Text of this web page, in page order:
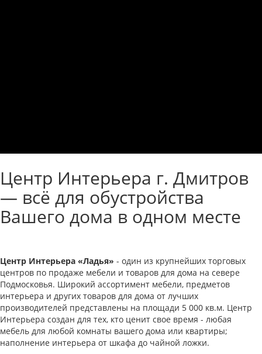
Центр Интерьера г. Дмитров
— всё для обустройства
Вашего дома в одном месте
Центр Интерьера «Ладья» - один из крупнейших торговых
центров по продаже мебели и товаров для дома на севере
Подмосковья. Широкий ассортимент мебели, предметов
интерьера и других товаров для дома от лучших
производителей представлены на площади 5 000 кв.м. Центр
Интерьера создан для тех, кто ценит свое время - любая
мебель для любой комнаты вашего дома или квартиры;
наполнение интерьера от шкафа до чайной ложки.